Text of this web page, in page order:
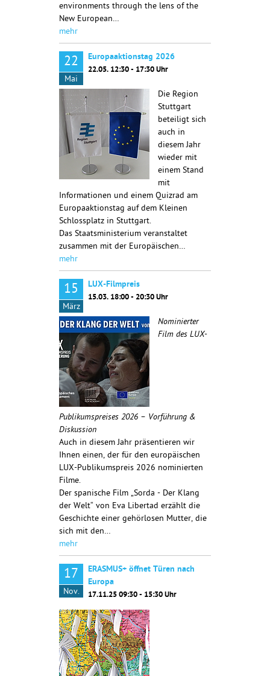
environments through the lens of the
New European…
mehr
22
Mai
Europaaktionstag 2026
22.05. 12:30 - 17:30 Uhr
Die Region
Stuttgart
beteiligt sich
auch in
diesem Jahr
wieder mit
einem Stand
mit
Informationen und einem Quizrad am
Europaaktionstag auf dem Kleinen
Schlossplatz in Stuttgart.
Das Staatsministerium veranstaltet
zusammen mit der Europäischen…
mehr
15
März
LUX-Filmpreis
15.03. 18:00 - 20:30 Uhr
Nominierter
Film des LUX-
Publikumspreises 2026 – Vorführung &
Diskussion
Auch in diesem Jahr präsentieren wir
Ihnen einen, der für den europäischen
LUX-Publikumspreis 2026 nominierten
Filme.
Der spanische Film „Sorda - Der Klang
der Welt“ von Eva Libertad erzählt die
Geschichte einer gehörlosen Mutter, die
sich mit den…
mehr
17
Nov.
ERASMUS+ öffnet Türen nach
Europa
17.11.25 09:30 - 15:30 Uhr